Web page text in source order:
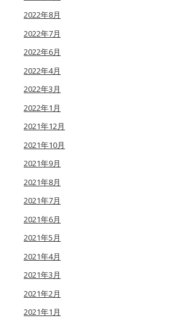
2022年8月
2022年7月
2022年6月
2022年4月
2022年3月
2022年1月
2021年12月
2021年10月
2021年9月
2021年8月
2021年7月
2021年6月
2021年5月
2021年4月
2021年3月
2021年2月
2021年1月